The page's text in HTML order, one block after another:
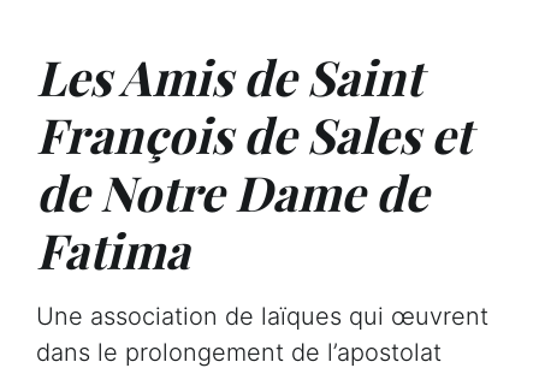
Les Amis de Saint
François de Sales et
de Notre Dame de
Fatima
Une association de laïques qui œuvrent
dans le prolongement de l’apostolat